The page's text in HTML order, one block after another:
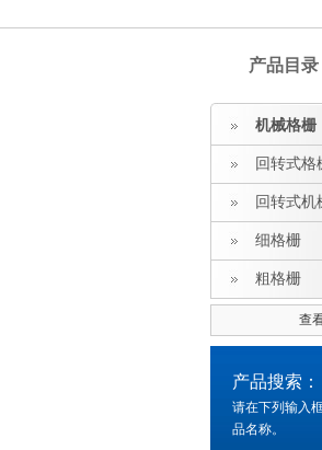
产品目录
机械格栅
回转式格
回转式机
细格栅
粗格栅
查
产品搜索：
请在下列输入
品名称。